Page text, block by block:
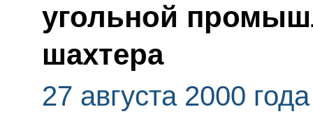
угольной
шахтера
27 августа 2000 года